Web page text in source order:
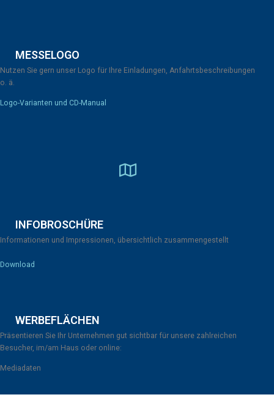
MESSELOGO
Nutzen Sie gern unser Logo für Ihre Einladungen, Anfahrtsbeschreibungen
o. ä.
Logo-Varianten und CD-Manual
INFOBROSCHÜRE
Informationen und Impressionen, übersichtlich zusammengestellt
Download
WERBEFLÄCHEN
Präsentieren Sie Ihr Unternehmen gut sichtbar für unsere zahlreichen
Besucher, im/am Haus oder online:
Mediadaten